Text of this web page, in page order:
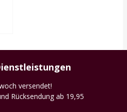
versendet!
Rücksendung ab 19,95